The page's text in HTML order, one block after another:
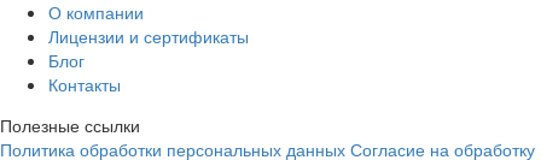
О компании
Лицензии и сертификаты
Блог
Контакты
Полезные ссылки
Политика обработки персональных данных Согласие на обработку